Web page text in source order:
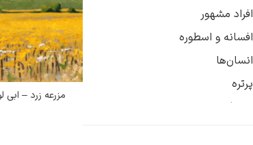
ادوارد هاپر
افراد مشهور
افسانه و اسطوره
انسان‌ها
پرتره
تاریخ
مزرعه زرد – ابی